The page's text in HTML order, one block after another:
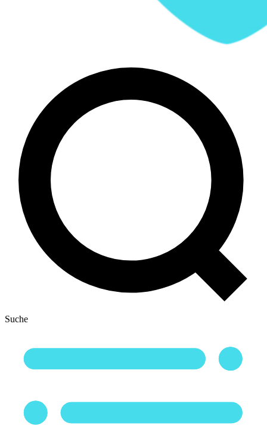
Suche